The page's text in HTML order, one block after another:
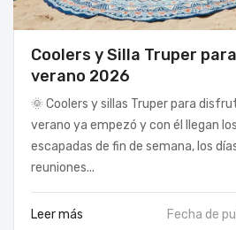
Coolers y Silla Truper
verano 2026
🌞 Coolers y sillas Truper para
verano ya empezó y con él llegan
escapadas de fin de semana, los
reuniones...
Leer más Fecha de
VERANO